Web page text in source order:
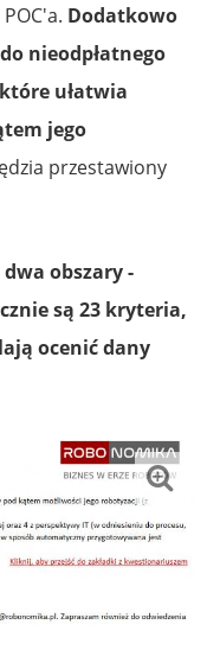
Dodatkowo
nieodpłatnego
ułatwia
jego
przestawiony
obszary -
są 23 kryteria,
ocenić dany